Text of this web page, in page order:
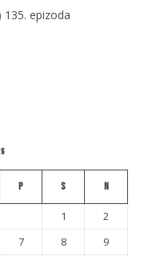
135. epizoda
P S N
1
2
7 8
9